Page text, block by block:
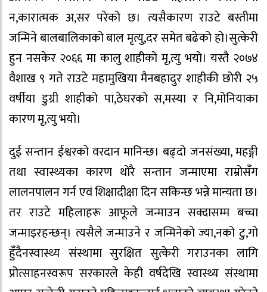
न,कारात्मक अ,सर परेको छ। त्यसैकारण राउटे बस्तीमा
जन्मिने बालबालिकाको बाल मृत्यु,दर समेत बढेको हो।सुत्केरी
हुन नसकेर २०६६ मा कालु शाहीको मृ,त्यु भयो। यस्तै २०७४
वैशाख ९ गते राउटे महामुखिया मैनबहादुर शाहीकी छोरी २५
वर्षीया डुग्री शाहीको पा,ठेघरको स,मस्या र नि,मोनियाका
कारण मृ,त्यु भयो।
दुई सन्तान ईश्वरको वरदान मानिन्छ। बढ्दो जनसंख्या, महङ्गी
तथा स्वास्थ्यका कारण थोरै सन्तान जन्माएमा राम्रोसँग
लालनपालन गर्न एवं शिक्षादीक्षा दिन सकिन्छ भन्ने मान्यता छ।
तर राउटे महिलाहरू आफूले जन्माउन सक्दासम्म बच्चा
जन्माइरहन्छन्। त्यसैले जन्माउने र जन्मिनेकाे ज्या,नको टु,गो
हुँदैनस्वास्थ्य संस्थामा सुरक्षित सुत्केरी गराउनका लागि
प्रोत्साहनस्वरूप सरकारले केही वर्षदेखि स्वास्थ्य संस्थामा